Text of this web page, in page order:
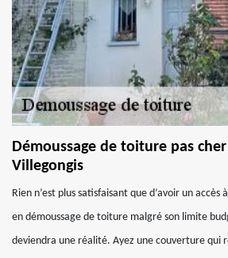
Démoussage de toiture pas
Villegongis
Rien n’est plus satisfaisant que d’avoir un accès
en démoussage de toiture malgré son limite
deviendra une réalité. Ayez une couverture qui